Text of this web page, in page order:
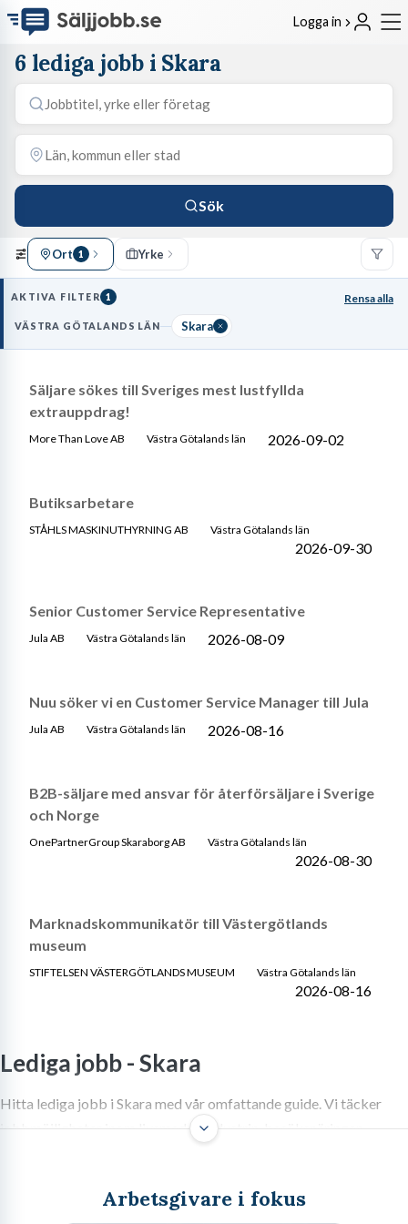
Logga in
6 lediga jobb i Skara
Sök
Ort 1 Yrke
AKTIVA FILTER 1 Rensa alla
VÄSTRA GÖTALANDS LÄN Skara
Säljare sökes till Sveriges mest lustfyllda
extrauppdrag!
More Than Love AB Västra Götalands län 2026-09-02
Butiksarbetare
STÅHLS MASKINUTHYRNING AB Västra Götalands län
2026-09-30
Senior Customer Service Representative
Jula AB Västra Götalands län 2026-08-09
Nuu söker vi en Customer Service Manager till Jula
Jula AB Västra Götalands län 2026-08-16
B2B-säljare med ansvar för återförsäljare i Sverige
och Norge
OnePartnerGroup Skaraborg AB Västra Götalands län
2026-08-30
Marknadskommunikatör till Västergötlands
museum
STIFTELSEN VÄSTERGÖTLANDS MUSEUM Västra Götalands län
2026-08-16
Lediga jobb -Skara
Hitta lediga jobb i Skara med vår omfattande guide. Vi täcker
jobbmöjligheter inom livsmedelsindustrin, besöksnäringen,
Arbetsgivare i fokus